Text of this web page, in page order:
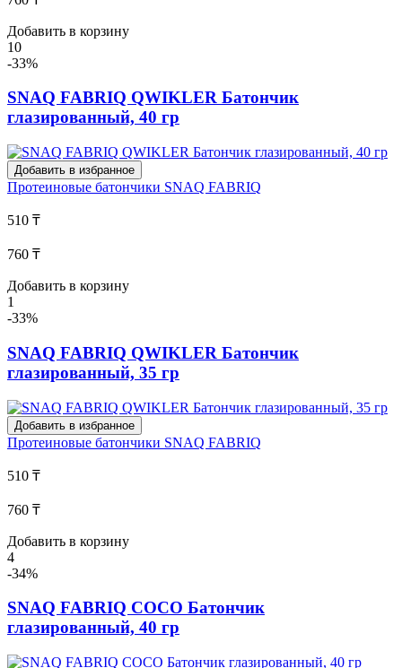
Добавить в корзину
10
-33%
SNAQ FABRIQ QWIKLER Батончик
глазированный, 40 гр
Добавить в избранное
Протеиновые батончики SNAQ FABRIQ
510 ₸
760 ₸
Добавить в корзину
1
-33%
SNAQ FABRIQ QWIKLER Батончик
глазированный, 35 гр
Добавить в избранное
Протеиновые батончики SNAQ FABRIQ
510 ₸
760 ₸
Добавить в корзину
4
-34%
SNAQ FABRIQ COCO Батончик
глазированный, 40 гр